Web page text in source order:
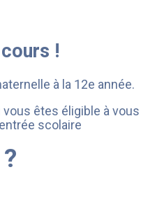
!
à la 12e année.
êtes éligible à vous
scolaire